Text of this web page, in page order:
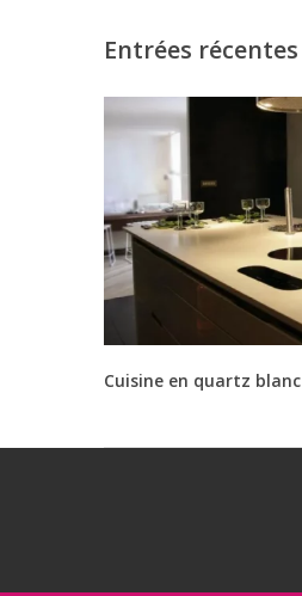
Entrées récentes
Cuisine en quartz blanc